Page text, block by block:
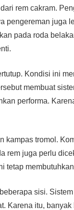
rem cakram.
pengereman juga
pada roda
Kondisi ini
membuat
performa.
kampas tromol.
rem juga perlu
tetap
sisi.
Karena itu,